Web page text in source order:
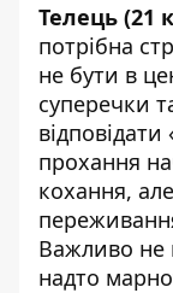
Телець (21
потрібна
не бути в
суперечки
прохання
кохання,
Важливо не
надто